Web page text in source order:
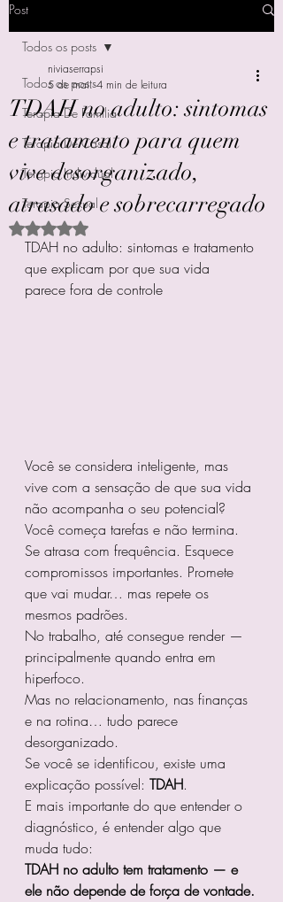
Post
Todos os posts
Terapia De Família
Terapia De Casal
Terapia Individual
Terapia Sexual
Todos os posts
TDAH no adulto: sintomas
e tratamento para quem
vive desorganizado,
atrasado e sobrecarregado
niviaserrapsi
5 de mai. 4 min de leitura
Avaliado com NaN de 5 estrelas.
TDAH no adulto: sintomas e tratamento
que explicam por que sua vida
parece fora de controle
Você se considera inteligente, mas
vive com a sensação de que sua vida
não acompanha o seu potencial?
Você começa tarefas e não termina.
Se atrasa com frequência. Esquece
compromissos importantes. Promete
que vai mudar… mas repete os
mesmos padrões.
No trabalho, até consegue render —
principalmente quando entra em
hiperfoco.
Mas no relacionamento, nas finanças
e na rotina… tudo parece
desorganizado.
Se você se identificou, existe uma
explicação possível: TDAH.
E mais importante do que entender o
diagnóstico, é entender algo que
muda tudo:
TDAH no adulto tem tratamento — e
ele não depende de força de vontade.